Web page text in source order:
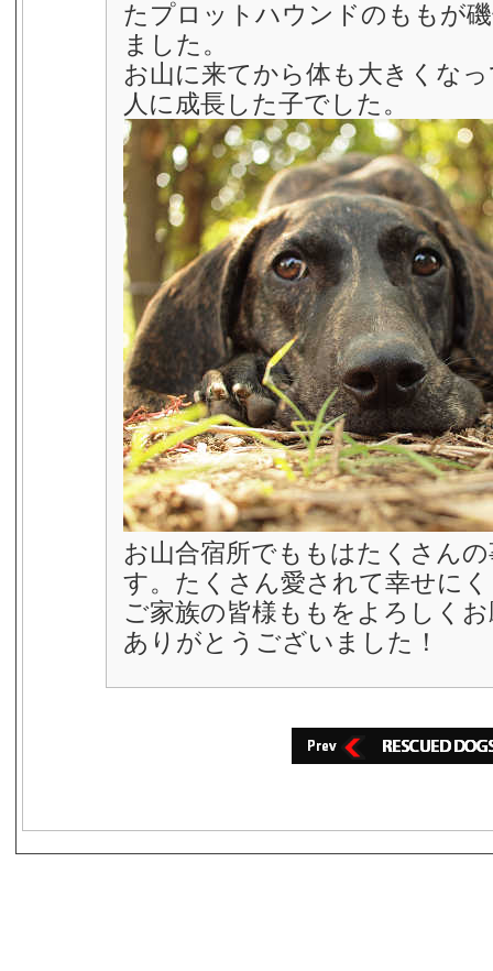
たプロットハウンドのももが
ました。
お山に来てから体も大きくな
人に成長した子でした。
お山合宿所でももはたくさん
す。たくさん愛されて幸せに
ご家族の皆様ももをよろしく
ありがとうございました！
s3